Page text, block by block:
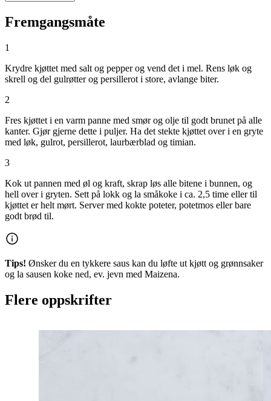
Fremgangsmåte
1
Krydre kjøttet med salt og pepper og vend det i mel. Rens løk og
skrell og del gulrøtter og persillerot i store, avlange biter.
2
Fres kjøttet i en varm panne med smør og olje til godt brunet på alle
kanter. Gjør gjerne dette i puljer. Ha det stekte kjøttet over i en gryte
med løk, gulrot, persillerot, laurbærblad og timian.
3
Kok ut pannen med øl og kraft, skrap løs alle bitene i bunnen, og
hell over i gryten. Sett på lokk og la småkoke i ca. 2,5 time eller til
kjøttet er helt mørt. Server med kokte poteter, potetmos eller bare
godt brød til.
Tips! Ønsker du en tykkere saus kan du løfte ut kjøtt og grønnsaker
og la sausen koke ned, ev. jevn med Maizena.
Flere oppskrifter